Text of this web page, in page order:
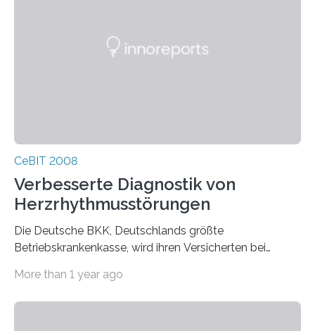
CeBIT 2008
Verbesserte Diagnostik von
Herzrhythmusstörungen
Die Deutsche BKK, Deutschlands größte
Betriebskrankenkasse, wird ihren Versicherten bei
telemedizinische…
More than 1 year ago